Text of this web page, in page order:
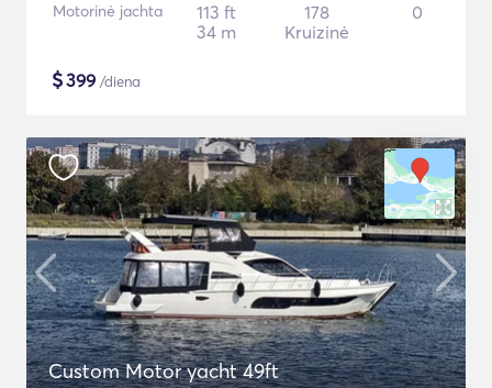
Motorinė jachta
113 ft
34 m
178
Kruizinė
0
$399 /diena
Custom Motor yacht 49ft